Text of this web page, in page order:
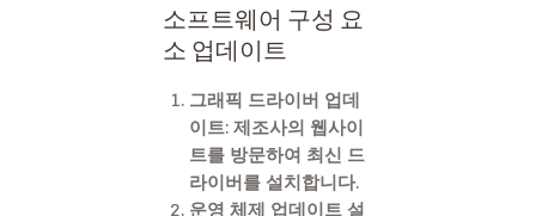
소프트웨어 구성 요
소 업데이트
그래픽 드라이버 업데
이트: 제조사의 웹사이
트를 방문하여 최신 드
라이버를 설치합니다.
운영 체제 업데이트 설